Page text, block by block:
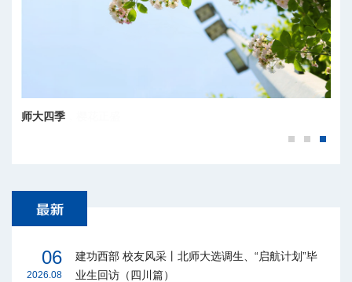
百廿京师，樱花正盛
06
2026.08
建功西部 校友风采丨北师大选调生、“启航计划”毕
业生回访（四川篇）